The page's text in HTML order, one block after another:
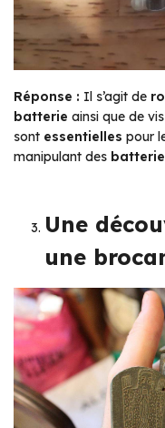
Réponse : Il s’agit de
batterie ainsi que de
sont essentielles pour
manipulant des
Une
une